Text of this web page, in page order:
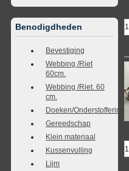
Benodigdheden
Bevestiging
Webbing /Riet
60cm.
Webbing /Riet. 60
cm.
Doeken/Onderstoffering
Gereedschap
Klein materiaal
Kussenvulling
Lijm